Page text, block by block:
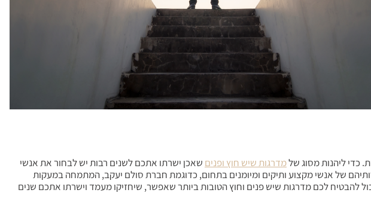
כדי ליהנות מסוג שלמדרגות שיש חוץ ופנים שאכן ישרתו אתכם לשנים רבות יש לבחור את אנשי
של אנשי מקצוע ותיקים ומיומנים בתחום, כדוגמת חברת סולם יעקב, המתמחה במעקות
להבטיח לכם מדרגות שיש פנים וחוץ הטובות ביותר שאפשר, שיחזיקו מעמד וישרתו אתכם שנים